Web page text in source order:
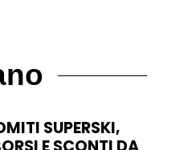
SUPERSKI,